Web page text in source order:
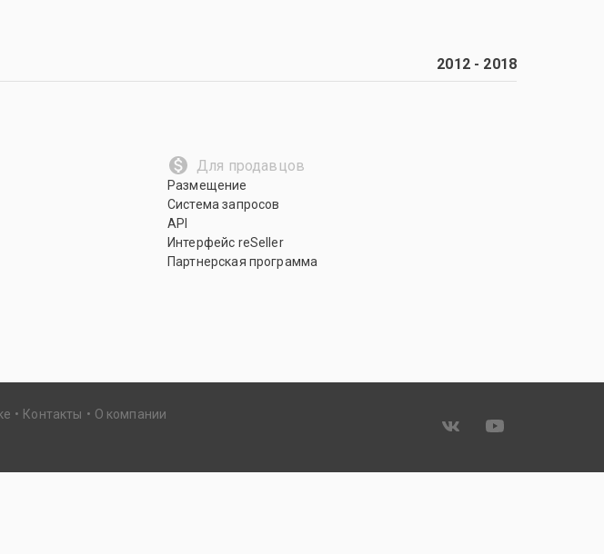
2012- 2018
Для продавцов
Размещение
Система запросов
API
Интерфейс reSeller
Партнерская программа
Контакты О компании